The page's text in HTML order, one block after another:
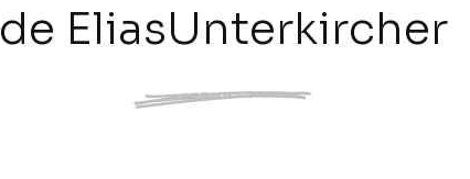
de EliasUnterkircher